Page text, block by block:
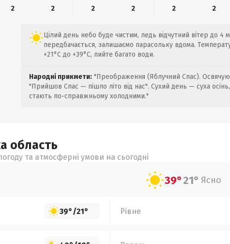
2
2 2 2 2 2
Цілий день небо буде чистим, ледь відчутний вітер до 4
передбачається, залишаємо парасольку вдома.
+21°C до +39°C, пийте багато води.
Народні прикмети: "Преображення (Яблучний Спас).
"Прийшов Спас — пішло літо від нас". Сухий день — суха
стають по-справжньому холодними."
область
та атмосферні умови на сьогодні
39°21° Ясно
39°/21° Рівне